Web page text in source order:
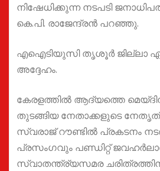
നിഷേധിക്കുന്ന നടപടി
കെ.പി. രാജേന്ദ്രൻ പറഞ്ഞു.
എഐടിയുസി തൃശൂർ ജില്ലാ
അദ്ദേഹം.
കേരളത്തിൽ ആദ്യത്തെ
തുടങ്ങിയ നേതാക്കളുടെ
സ്വരാജ് റൗണ്ടിൽ പ്രകടനം
പ്രസംഗവും പണ്ഡിറ്റ്
സ്വാതന്ത്ര്യസമര